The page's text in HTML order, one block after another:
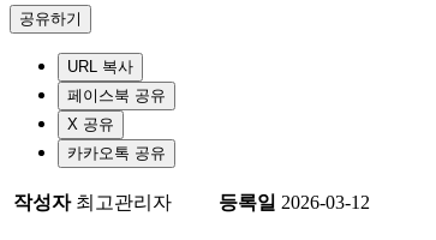
공유하기
URL 복사
페이스북 공유
X 공유
카카오톡 공유
작성자 최고관리자 등록일 2026-03-12